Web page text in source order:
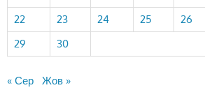
22
23 24 25 26
29
30
« Сер Жов »